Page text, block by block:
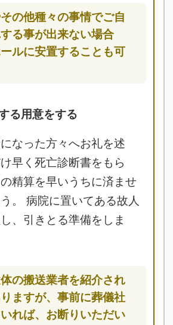
の他種々の事情でご自
る事が出来ない場合
ルに安置することも可
る用意をする
なった方々へお礼を述
早く死亡診断書をもら
精算を早いうちに済ませ
。 病院に置いてある故人
、引きとる準備をしま
の搬送業者を紹介され
ますが、事前に葬儀社
れば、お断りいただい